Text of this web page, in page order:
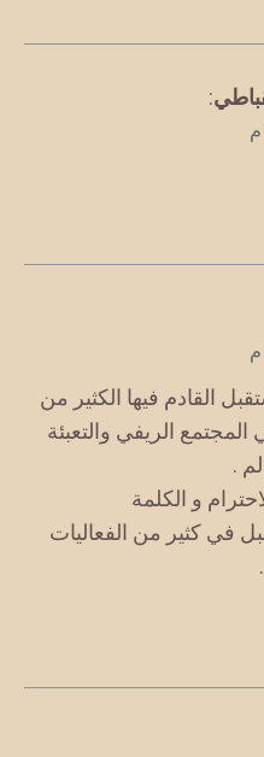
:
القادم فيها الكثير من
الريفي والتعبئة
.
و الكلمة
في كثير من الفعاليات